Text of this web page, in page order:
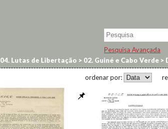
Pesquisa Avançada
04. Lutas de Libertação > 02. Guiné e Cabo Verde >
ordenar por: